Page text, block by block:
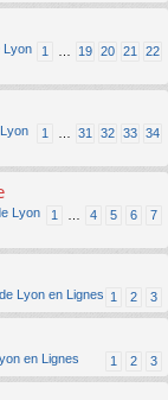
1 19 20 21 22
Lyon
1 31 32 33 34
Lyon
1 4 5 6 7
Lyon
1 2 3
de Lyon en Lignes
1 2 3
en Lignes